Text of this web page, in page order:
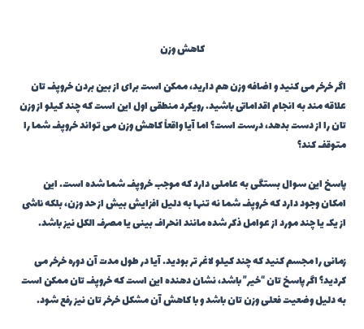
کاهش وزن
اگر خرخر می کنید و اضافه وزن هم دارید، ممکن است برای از بین بردن خروپف تان
علاقه مند به انجام اقداماتی باشید. رویکرد منطقی اول این است که چند کیلو از وزن
تان را از دست بدهد، درست است؟ اما آیا واقعاً کاهش وزن می تواند خروپف شما را
متوقف کند؟
پاسخ این سوال بستگی به عاملی دارد که موجب خروپف شما شده است. این
امکان وجود دارد که خروپف شما نه تنها به دلیل افزایش بیش از حد وزن، بلکه ناشی
از یک یا چند مورد از عوامل ذکر شده مانند انحراف بینی یا مصرف الکل نیز باشد.
زمانی را مجسم کنید که چند کیلو لاغر تر بودید. آیا در طول مدت آن دوره خرخر می
کردید؟ اگر پاسخ تان “خیر” باشد، نشان دهنده این است که خروپف تان ممکن است
به دلیل وضعیت فعلی وزن تان باشد و با کاهش آن مشکل خرخر تان نیز رفع شود.